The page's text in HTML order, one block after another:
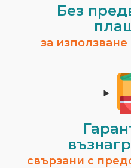
Без
за
свързани с